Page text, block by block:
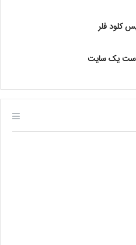
کلود فلر
یک سایت